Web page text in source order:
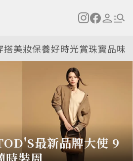
搭美妝保養好時光賞珠寶品味
最新品牌大使 9